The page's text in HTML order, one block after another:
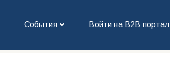
События Войти на В2В портал